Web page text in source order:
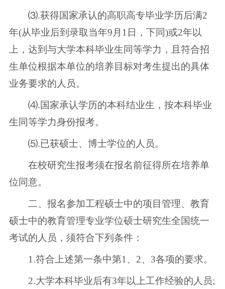
⑶.获得国家承认的高职高专毕业学历后满2
年(从毕业后到录取当年9月1日，下同)或2年以
上，达到与大学本科毕业生同等学力，且符合招
生单位根据本单位的培养目标对考生提出的具体
业务要求的人员。
⑷.国家承认学历的本科结业生，按本科毕业
生同等学力身份报考。
⑸.已获硕士、博士学位的人员。
在校研究生报考须在报名前征得所在培养单
位同意。
二、报名参加工程硕士中的项目管理、教育
硕士中的教育管理专业学位硕士研究生全国统一
考试的人员，须符合下列条件：
1.符合上述第一条中第1、2、3各项的要求。
2.大学本科毕业后有3年以上工作经验的人员;